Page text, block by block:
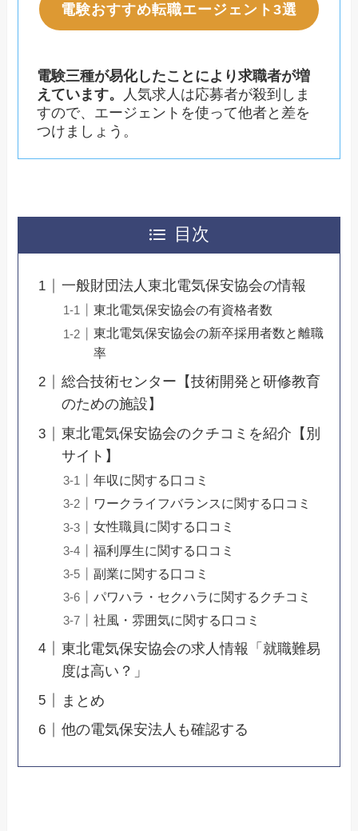
電験おすすめ転職エージェント3選
電験三種が易化したことにより求職者が増
えています。
人気求人は応募者が殺到しま
すので、エージェントを使って他者と差を
つけましょう。
目次
一般財団法人東北電気保安協会の情報
東北電気保安協会の有資格者数
東北電気保安協会の新卒採用者数と離職
率
総合技術センター【技術開発と研修教育
のための施設】
東北電気保安協会のクチコミを紹介【別
サイト】
年収に関する口コミ
ワークライフバランスに関する口コミ
女性職員に関する口コミ
福利厚生に関する口コミ
副業に関する口コミ
パワハラ・セクハラに関するクチコミ
社風・雰囲気に関する口コミ
東北電気保安協会の求人情報「就職難易
度は高い？」
まとめ
他の電気保安法人も確認する